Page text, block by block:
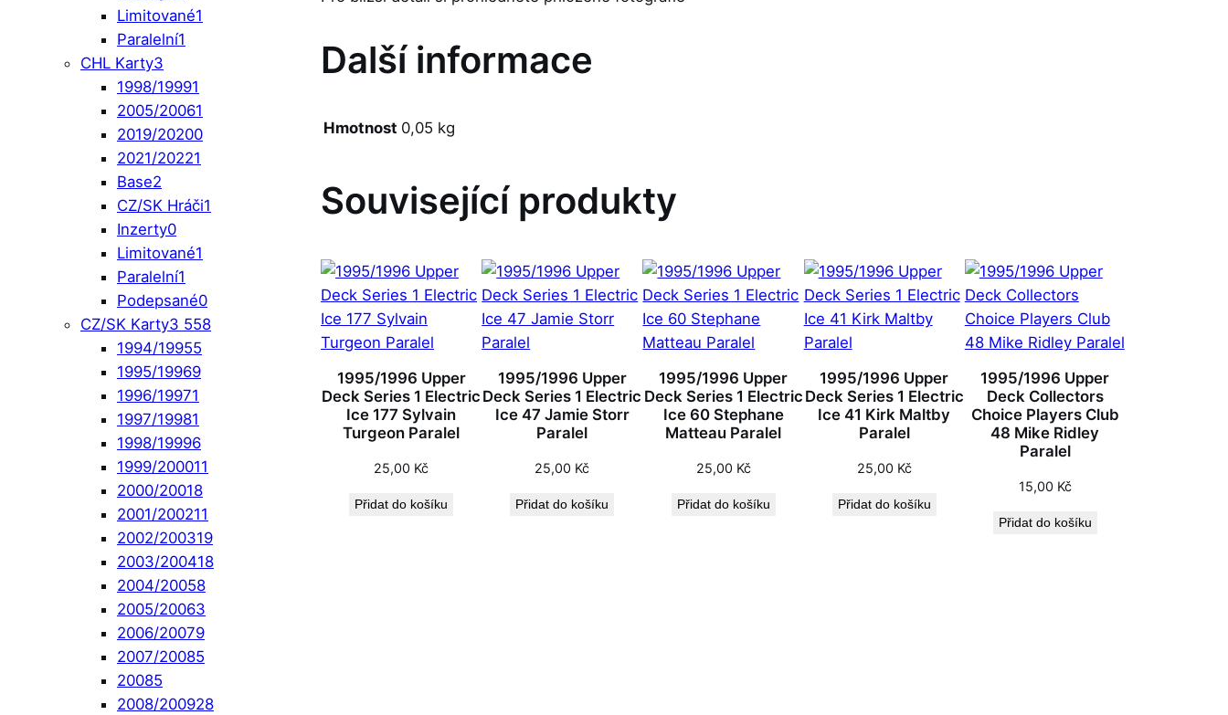
Limitované1
Paralelní1
CHL Karty3
1998/19991
2005/20061
2019/20200
2021/20221
Base2
CZ/SK Hráči1
Inzerty0
Limitované1
Paralelní1
Podepsané0
CZ/SK Karty3 558
1994/19955
1995/19969
1996/19971
1997/19981
1998/19996
1999/200011
2000/20018
2001/200211
2002/200319
2003/200418
2004/20058
2005/20063
2006/20079
2007/20085
20085
2008/200928
Další informace
Hmotnost 0,05 kg
Související produkty
1995/1996 Upper
Deck Series 1 Electric
Ice 177 Sylvain
Turgeon Paralel
25,00 Kč
Přidat do košíku
1995/1996 Upper
Deck Series 1 Electric
Ice 47 Jamie Storr
Paralel
25,00 Kč
Přidat do košíku
1995/1996 Upper
Deck Series 1 Electric
Ice 60 Stephane
Matteau Paralel
25,00 Kč
Přidat do košíku
1995/1996 Upper
Deck Series 1 Electric
Ice 41 Kirk Maltby
Paralel
25,00 Kč
Přidat do košíku
1995/1996 Upper
Deck Collectors
Choice Players Club
48 Mike Ridley
Paralel
15,00 Kč
Přidat do košíku